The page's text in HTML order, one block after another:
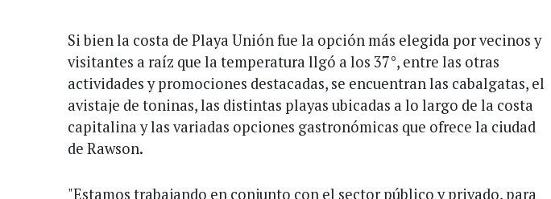
Si bien la costa de Playa Unión fue la opción más elegida por vecinos y
visitantes a raíz que la temperatura llgó a los 37°, entre las otras
actividades y promociones destacadas, se encuentran las cabalgatas, el
avistaje de toninas, las distintas playas ubicadas a lo largo de la costa
capitalina y las variadas opciones gastronómicas que ofrece la ciudad
de Rawson.
"Estamos trabajando en conjunto con el sector público y privado, para